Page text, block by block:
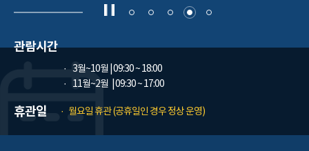
관람시간
3월~10월 | 09:30 ~ 18:00
11월~2월
| 09:30 ~ 17:00
휴관일 월요일 휴관 (공휴일인 경우 정상 운영)